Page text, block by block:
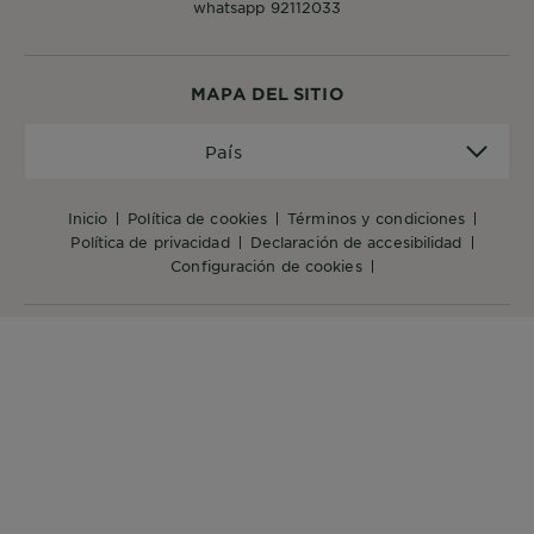
MAPA DEL SITIO
inicio política de cookies
términos y condiciones
política de privacidad
declaración de accesibilidad
configuración de cookies
País
whatsapp 92112033